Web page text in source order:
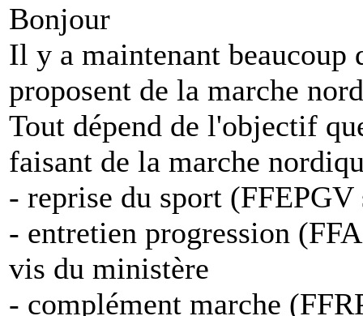
Bonjour
Il y a maintenant beaucoup
proposent de la marche
Tout dépend de l'objectif
faisant de la marche
- reprise du sport (FFEPGV
- entretien progression
vis du ministère
- complément marche